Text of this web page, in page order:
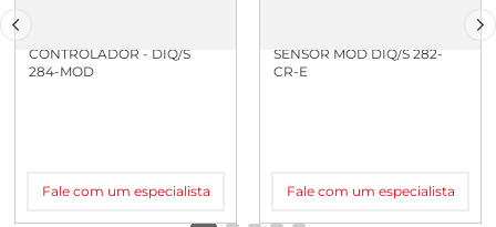
CONTROLADOR - DIQ/S
284-MOD
Fale com um especialista
SENSOR MOD DIQ/S 282-
CR-E
Fale com um especialista